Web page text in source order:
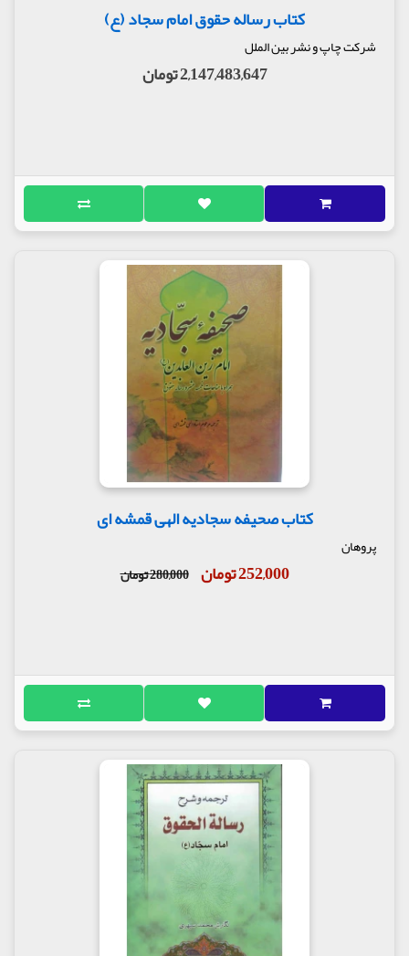
همچنین تاکید به اهمیت این موضوع در نزد امام چهارم
شیعیان از بخش های قابل توجه در این بخش است: امام
دستورات دین را به من بفرمایید. حضرت فرمود:«قول
الحق و الحکم باالعدل و الوفاء بالعهد؛ سخن حق گفتن، و به
عدالت حکم و داوری نمودن و به عهد و پیمان وفا کردن.»
(خصال، باب القلاقه، ح 90)
اسماعیل منصوری لاریجانی همچنین این موضوع را
بررسی می کند که امام سجاد(ع) به طور مختصر اما جامع
و کامل در رساله حقوق به حقوق اعضاء و جوارح انسان
می پردازد که رعایت و توجه به آن نه تنها به سلامت روان
و بهداشت فردی کمک می کند بلکه اساس جامعه سالم و
پاک را پی ریزی می کند؛ چرا که رهنمودهای آن امام همام
و همه ائمه معصومین(ع) مطابق عقل و نظرات انسان
است که عمل و پیروی از آنها سلامت فردی و اجتماعی
جوامع بشری را تضمین می کند.
وی معتقد است، سخنان و وصایای ائمه معصومین (ع)
محصور به زمان و مکان خاصی نیست و در هر دوره ای از
تاریخ و متقضای شرایط زندگی بشر، پاسخگوی نیازهای
گوناگون ما است. از این نظر رساله حقوق امام سجاد (ع)
که از نکات بدیع اخلاقی و تربیتی برخوردار است به
مخاطبان علاقه مند ارائه می شود تا با مطالعه و عمل به آن
شاهد تاثیر سازنده و زود هنگام آن در همه زوایای
تعالی- نسبت به تو این است که او را بندگی نمایی و هیچ
چیزی را شریک او قرار ندهی و هر گاه این اعمال را از روی
اخلاص برای خداوند- تبارک و تعالی- انجام دهی،
آنچه مورد علاقه و خیرت در آن است همیشه برایت حفظ
و نگهداری کند.» (ص 15)
مترجم سعی کرده است از نثر ساده و بی آلایش استفاده
کند و در عین حال لحن خاص و ویژه ای به متن ها بدهد
که در مقایسه با سایر متون مشابه وجه تمایزی داشته
باشد. این رویکرد مترجم در متن «حق نفس» به خوبی
آشکار است: «اما حق نفس بر تو آن است که آن را به طور
کامل در راه طاعت خداوند به کار گیری و حق زبان و گوش
و چشم و دست و پایت، و شکم و دامنت را ادا کنی و در
کتاب رساله حقوق امام سجاد (ع)
شرکت چاپ و نشر بین الملل
2,147,483,647 تومان
کتاب صحیفه سجادیه الهی قمشه ای
پروهان
252,000 تومان 280,000 تومان